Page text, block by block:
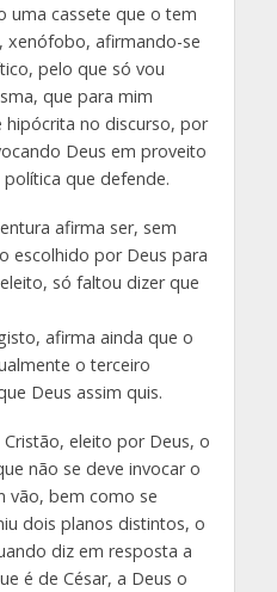
uma cassete que o tem
xenófobo, afirmando-se
pelo que só vou
que para mim
no discurso, por
Deus em proveito
que defende.
afirma ser, sem
escolhido por Deus para
só faltou dizer que
afirma ainda que o
o terceiro
Deus assim quis.
eleito por Deus, o
não se deve invocar o
vão, bem como se
dois planos distintos, o
diz em resposta a
é de César, a Deus o